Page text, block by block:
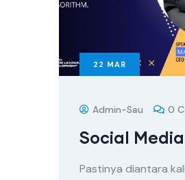
22 MAR
Admin-Sau 0
Social
Pastinya diantara